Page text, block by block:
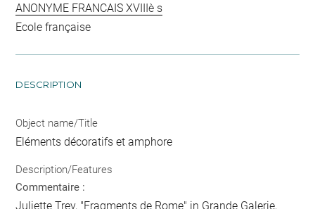
ANONYME FRANCAIS XVIIIè s
Ecole française
DESCRIPTION
Object name/Title
Eléments décoratifs et amphore
Description/Features
Commentaire :
Juliette Trey, "Fragments de Rome" in Grande Galerie,